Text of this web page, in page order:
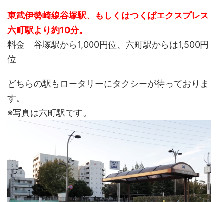
東武伊勢崎線谷塚駅、もしくはつくばエクスプレス
六町駅より約10分。
料金 谷塚駅から1,000円位、六町駅からは1,500円
位
どちらの駅もロータリーにタクシーが待っておりま
す。
※写真は六町駅です。